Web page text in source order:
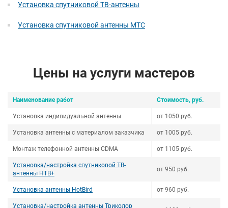
Установка спутниковой ТВ-антенны
Установка спутниковой антенны МТС
Цены на услуги мастеров
Наименование работ Стоимость, руб.
Установка индивидуальной антенны от 1050 руб.
Установка антенны с материалом заказчика от 1005 руб.
Монтаж телефонной антенны СDMA от 1105 руб.
Установка/настройка спутниковой ТВ-
антенны НТВ+
от 950 руб.
Установка антенны HotBird от 960 руб.
Установка/настройка антенны Триколор